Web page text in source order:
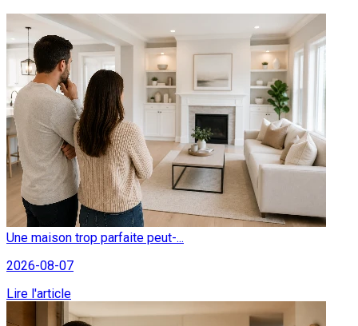
Une maison trop parfaite peut-...
2026-08-07
Lire l'article